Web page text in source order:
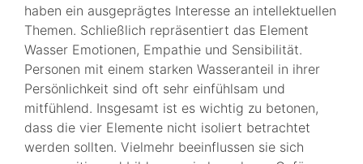
haben ein ausgeprägtes Interesse an intellektuellen
Themen. Schließlich repräsentiert das Element
Wasser Emotionen, Empathie und Sensibilität.
Personen mit einem starken Wasseranteil in ihrer
Persönlichkeit sind oft sehr einfühlsam und
mitfühlend. Insgesamt ist es wichtig zu betonen,
dass die vier Elemente nicht isoliert betrachtet
werden sollten. Vielmehr beeinflussen sie sich